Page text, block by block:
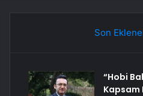
Son
“Hobi
Kapsam